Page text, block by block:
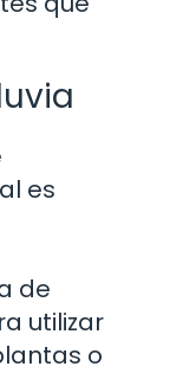
es
de
utilizar
o